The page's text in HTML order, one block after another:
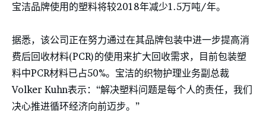
宝洁品牌使用的塑料将较2018年减少1.5万吨/年。
据悉，该公司正在努力通过在其品牌包装中进一步提高消
费后回收材料(PCR)的使用来扩大回收需求，目前包装塑
料中PCR材料已占50%。宝洁的织物护理业务副总裁
Volker Kuhn表示：“解决塑料问题是每个人的责任，我们
决心推进循环经济向前迈步。”